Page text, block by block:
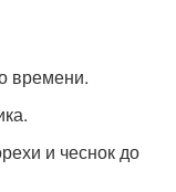
времени.
и чеснок до